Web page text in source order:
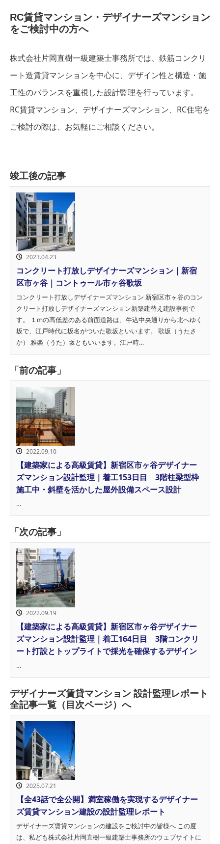
RC賃貸マンション・デザイナーズマンション
をご検討中の方へ
株式会社片岡直樹一級建築士事務所では、鉄筋コンクリ
ート造賃貸マンションを中心に、デザイン性と構造・施
工性のバランスを重視した設計監理を行っています。
RC賃貸マンション、デザイナーズマンション、RC住宅を
ご検討の際は、お気軽にご相談ください。
竣工後の記事
2023.04.23
コンクリート打放しデザイナーズマンション｜新宿
区市ヶ谷｜コントゥール市ヶ谷歌坂
コンクリート打放しデザイナーズマンション 新宿区市ヶ谷のコン
クリート打放しデザイナーズマンション新築建替え建設事例で
す。 １mの高低差のある前面道路は、牛込中央通りから北へゆく
坂で、江戸時代に坂名がついた歌坂といいます。 歌坂（うたさ
か） 雅楽（うた）坂ともいいます。江戸時…
「前の記事」
2022.09.10
【建築家による高級賃貸】新宿区市ヶ谷デザイナー
ズマンション設計監理｜着工153日目 3階柱梁型枠
施工中・斜壁を活かした屋外設備スペース設計
…
「次の記事」
2022.09.19
【建築家による高級賃貸】新宿区市ヶ谷デザイナー
ズマンション設計監理｜着工164日目 3階コンクリ
ート打設とトップライトで採光を確保するデザイン
…
デザイナーズ賃貸マンション 設計監理レポート
全記事一覧（目次ページ）へ
2025.07.21
【全43話で全公開】満室稼働を実現するデザイナー
ズ賃貸マンション建設の設計監理レポート
デザイナーズ賃貸マンションの建設をご検討中の皆様へ この度
は、私ども株式会社片岡直樹一級建築士事務所のウェブサイトに